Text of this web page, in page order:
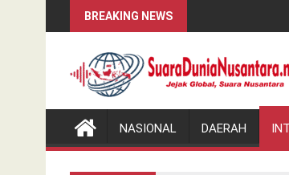
to
BREAKING NEWS
NASIONAL DAERAH